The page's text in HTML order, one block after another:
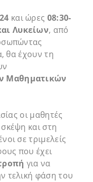
και ώρες 08:30-
Λυκείων, από
θα έχουν τη
Μαθηματικών
οι μαθητές
και στη
σε τριμελείς
που έχει
για να
τελική φάση του